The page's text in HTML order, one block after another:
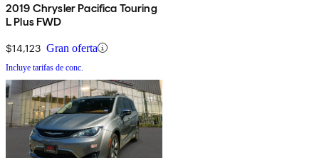
2019 Chrysler Pacifica Touring
L Plus FWD
$14,123 Gran oferta
Incluye tarifas de conc.